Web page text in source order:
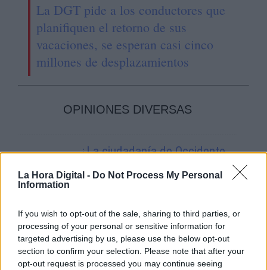
La Hora Digital - Do Not Process My Personal
Information
If you wish to opt-out of the sale, sharing to third parties, or
processing of your personal or sensitive information for
targeted advertising by us, please use the below opt-out
section to confirm your selection. Please note that after your
opt-out request is processed you may continue seeing
La DGT pide a los conductores que
planifiquen el retorno de sus
vacaciones, se esperan casi cinco
millones de desplazamientos
OPINIONES DIVERSAS
¿La ciudadanía de Occidente
una tercera guerra mundial?
Suelta y confía
Por María Comesaña